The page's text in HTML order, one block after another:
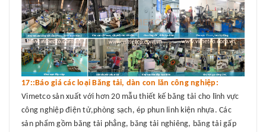
17::Báo giá các loại Băng tải, dàn con lăn công nghiệp:
Vimetco sản xuất với hơn 20 mẫu thiết kế băng tải cho lĩnh vực
công nghiệp điện tử,phòng sạch, ép phun linh kiện nhựa. Các
sản phẩm gồm băng tải phẳng, băng tải nghiêng, băng tải gấp